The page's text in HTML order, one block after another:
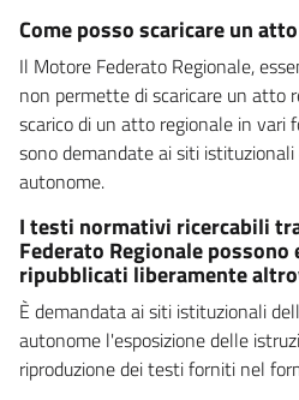
Come posso scaricare un
Il Motore Federato Regionale,
non permette di scaricare un atto
scarico di un atto regionale in vari
sono demandate ai siti
autonome.
I testi normativi ricercabili
Federato Regionale
ripubblicati liberamente
È demandata ai siti istituzionali
autonome l'esposizione delle
riproduzione dei testi forniti nel